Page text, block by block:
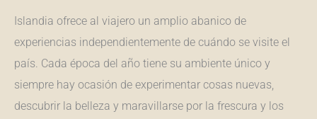
Islandia ofrece al viajero un amplio abanico de
experiencias independientemente de cuándo se visite el
país. Cada época del año tiene su ambiente único y
siempre hay ocasión de experimentar cosas nuevas,
descubrir la belleza y maravillarse por la frescura y los